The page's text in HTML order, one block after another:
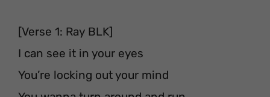
[Verse 1: Ray BLK]
I can see it in your eyes
You’re locking out your mind